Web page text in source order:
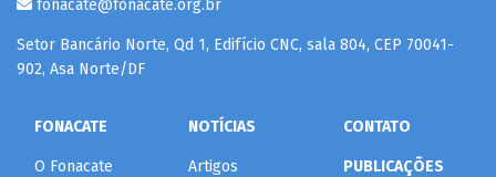
fonacate@fonacate.org.br
Setor Bancário Norte, Qd 1, Edifício CNC, sala 804, CEP 70041-
902, Asa Norte/DF
FONACATE
O Fonacate
NOTÍCIAS
Artigos
CONTATO
PUBLICAÇÕES